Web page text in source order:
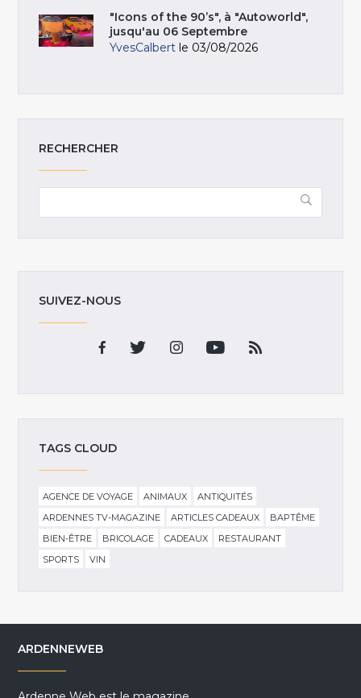
"Icons of the 90’s", à "Autoworld",
jusqu'au 06 Septembre
YvesCalbert le 03/08/2026
RECHERCHER
SUIVEZ-NOUS
TAGS CLOUD
AGENCE DE VOYAGE ANIMAUX
ANTIQUITÉS
ARDENNES TV-MAGAZINE
ARTICLES CADEAUX
BAPTÊME
BIEN-ÊTRE
BRICOLAGE CADEAUX
RESTAURANT
SPORTS
VIN
ARDENNEWEB